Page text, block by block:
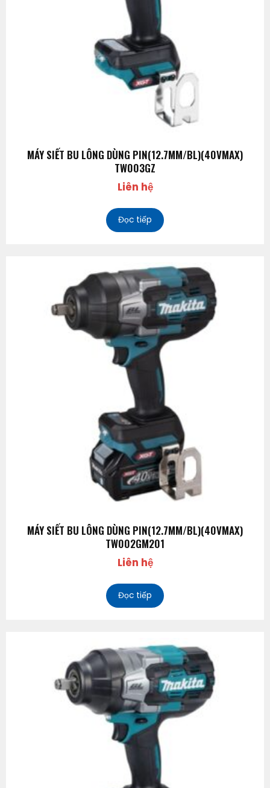
MÁY SIẾT BU LÔNG DÙNG PIN(12.7MM/BL)(40VMAX)
TW003GZ
Liên hệ
Đọc tiếp
MÁY SIẾT BU LÔNG DÙNG PIN(12.7MM/BL)(40VMAX)
TW002GM201
Liên hệ
Đọc tiếp